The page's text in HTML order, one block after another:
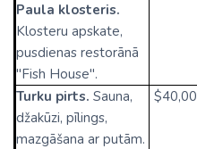
Paula klosteris.
Klosteru apskate,
pusdienas restorānā
"Fish House".
Turku pirts. Sauna,
džakūzi, pīlings,
mazgāšana ar putām.
$40,00